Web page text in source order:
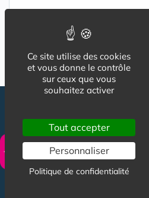
Ce site utilise des cookies
et vous donne le contrôle
sur ceux que vous
souhaitez activer
Tout accepter
Personnaliser
Politique de confidentialité